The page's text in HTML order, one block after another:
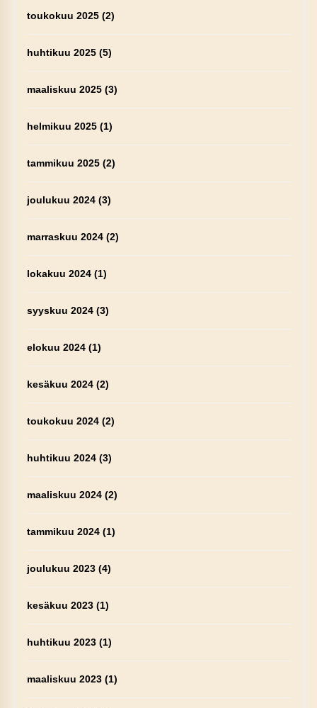
toukokuu 2025(2)
huhtikuu 2025(5)
maaliskuu 2025(3)
helmikuu 2025(1)
tammikuu 2025(2)
joulukuu 2024(3)
marraskuu 2024(2)
lokakuu 2024(1)
syyskuu 2024(3)
elokuu 2024(1)
kesäkuu 2024(2)
toukokuu 2024(2)
huhtikuu 2024(3)
maaliskuu 2024(2)
tammikuu 2024(1)
joulukuu 2023(4)
kesäkuu 2023(1)
huhtikuu 2023(1)
maaliskuu 2023(1)